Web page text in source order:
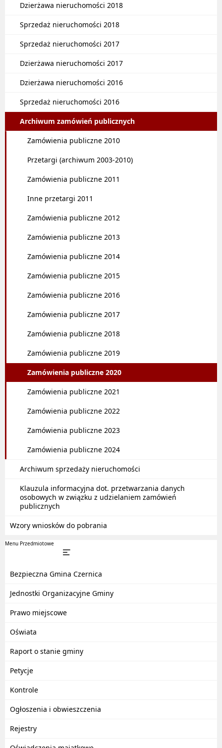
Dzierżawa nieruchomości 2018
Sprzedaż nieruchomości 2018
Sprzedaż nieruchomości 2017
Dzierżawa nieruchomości 2017
Dzierżawa nieruchomości 2016
Sprzedaż nieruchomości 2016
Archiwum zamówień publicznych
Zamówienia publiczne 2010
Przetargi (archiwum 2003-2010)
Zamówienia publiczne 2011
Inne przetargi 2011
Zamówienia publiczne 2012
Zamówienia publiczne 2013
Zamówienia publiczne 2014
Zamówienia publiczne 2015
Zamówienia publiczne 2016
Zamówienia publiczne 2017
Zamówienia publiczne 2018
Zamówienia publiczne 2019
Zamówienia publiczne 2020
Zamówienia publiczne 2021
Zamówienia publiczne 2022
Zamówienia publiczne 2023
Zamówienia publiczne 2024
Archiwum sprzedaży nieruchomości
Klauzula informacyjna dot. przetwarzania danych
osobowych w związku z udzielaniem zamówień
publicznych
Wzory wniosków do pobrania
Menu Przedmiotowe
Bezpieczna Gmina Czernica
Jednostki Organizacyjne Gminy
Prawo miejscowe
Oświata
Raport o stanie gminy
Petycje
Kontrole
Ogłoszenia i obwieszczenia
Rejestry